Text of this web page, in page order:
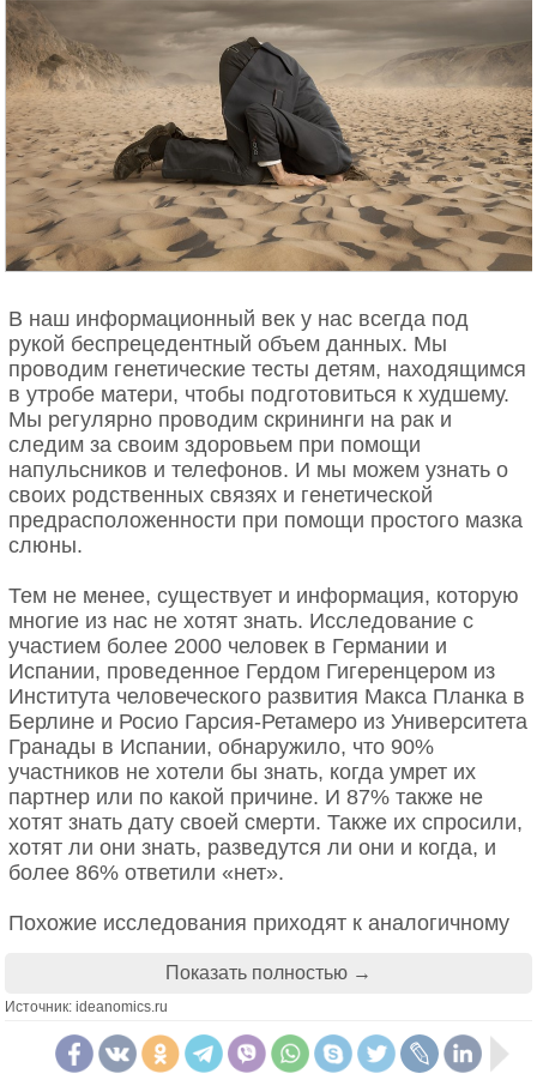
выросла более живой и любознательной, потому
что с ней больше играли, а также, в отличие от
Радуги, не имела рыжих пятен на шерсти.
Поэтому не стоит думать, что клонирование — это
создание полной копии.
предсказывает будущие болезни
Иногда этот метод используют, чтобы
прогнозировать патологии, которые могут
появиться у человека. Некоторые
недобросовестные компании уверяют о высокой
точности генетических тестов. Однако нужно
понимать, что такой анализ лишь показывает
вероятность, а не точно предсказывает будущие
диагнозы.
С высокой вероятностью наследуются только
хромосомой. Например, синдром Дауна или
всего одного признака, шанс получения такой
патологии от родителей действительно высок.
Однако большинство наследственных болезней
В наш информационный век у нас всегда под
рукой беспрецедентный объем данных. Мы
проводим генетические тесты детям, находящимся
в утробе матери, чтобы подготовиться к худшему.
Мы регулярно проводим скрининги на рак и
следим за своим здоровьем при помощи
напульсников и телефонов. И мы можем узнать о
своих родственных связях и генетической
предрасположенности при помощи простого мазка
слюны.
Тем не менее, существует и информация, которую
многие из нас не хотят знать. Исследование с
участием более 2000 человек в Германии и
Испании, проведенное Гердом Гигеренцером из
Института человеческого развития Макса Планка в
Берлине и Росио Гарсия-Ретамеро из Университета
Гранады в Испании, обнаружило, что 90%
участников не хотели бы знать, когда умрет их
партнер или по какой причине. И 87% также не
хотят знать дату своей смерти. Также их спросили,
хотят ли они знать, разведутся ли они и когда, и
более 86% ответили «нет».
Похожие исследования приходят к аналогичному
может причинить нам боль. Инвесторы реже
заходят в свои портфели акций в дни, когда рынок
эксперимента, участники, которым сказали, что у
Показать полностью →
Источник: ideanomics.ru